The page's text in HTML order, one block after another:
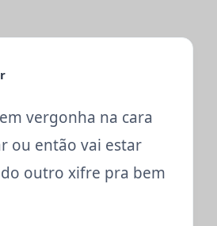
vergonha na cara
ou então vai estar
outro xifre pra bem